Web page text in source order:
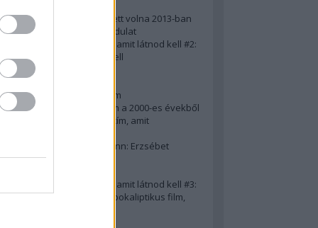
15(+1) film, amit látnod kellett volna 2013-ban
A 15 legnagyobb filmes fordulat
50 posztapokaliptikus film, amit látnod kell #2:
10 zombifilm, amit látnod kell
A 10 legjobb gengszterfilm
A 10 legjobb Brad Pitt-film
A 10 legjobb Mel Gibson-film
Az igazi 10 legjobb akciófilm a 2000-es évekből
10 iszonyatos magyar filmcím, amit
Könyvkritika: Brigitte Hamann: Erzsébet
királyné (2019)
50 posztapokaliptikus film, amit látnod kell #3:
10 (nem is annyira) posztapokaliptikus film,